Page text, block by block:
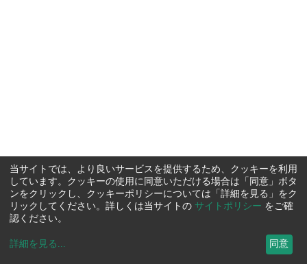
当サイトでは、より良いサービスを提供するため、クッキーを利用
しています。クッキーの使用に同意いただける場合は「同意」ボタ
ンをクリックし、クッキーポリシーについては「詳細を見る」をク
リックしてください。詳しくは当サイトの サイトポリシー をご確
認ください。
詳細を見る ... 同意